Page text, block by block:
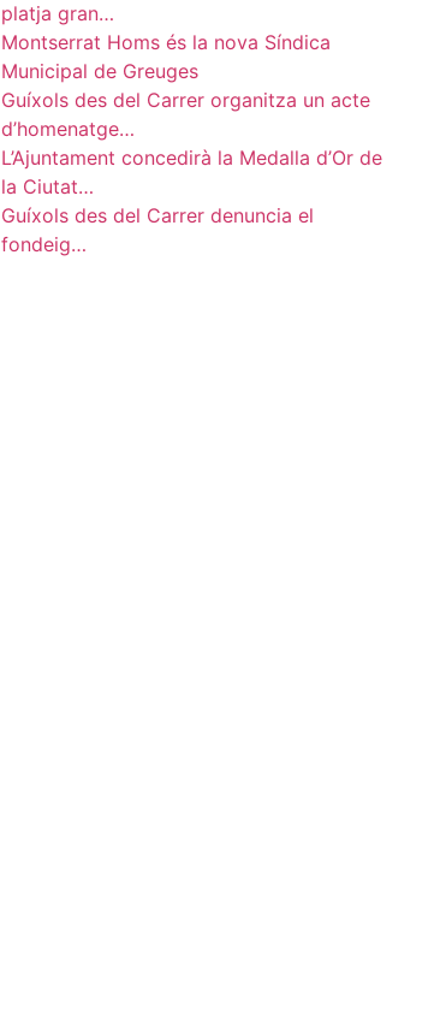
platja gran…
Montserrat Homs és la nova Síndica
Municipal de Greuges
Guíxols des del Carrer organitza un acte
d’homenatge…
L’Ajuntament concedirà la Medalla d’Or de
la Ciutat…
Guíxols des del Carrer denuncia el
fondeig…